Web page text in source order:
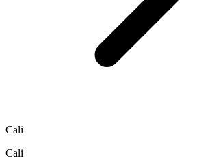
Cali
Cali